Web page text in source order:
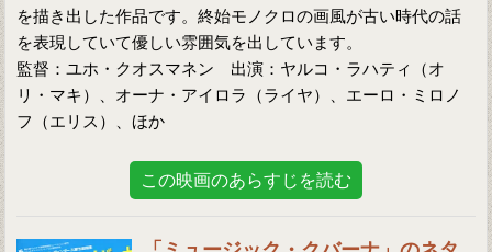
を描き出した作品です。終始モノクロの画風が古い時代の話
を表現していて優しい雰囲気を出しています。
監督：ユホ・クオスマネン 出演：ヤルコ・ラハティ（オ
リ・マキ）、オーナ・アイロラ（ライヤ）、エーロ・ミロノ
フ（エリス）、ほか
この映画のあらすじを読む